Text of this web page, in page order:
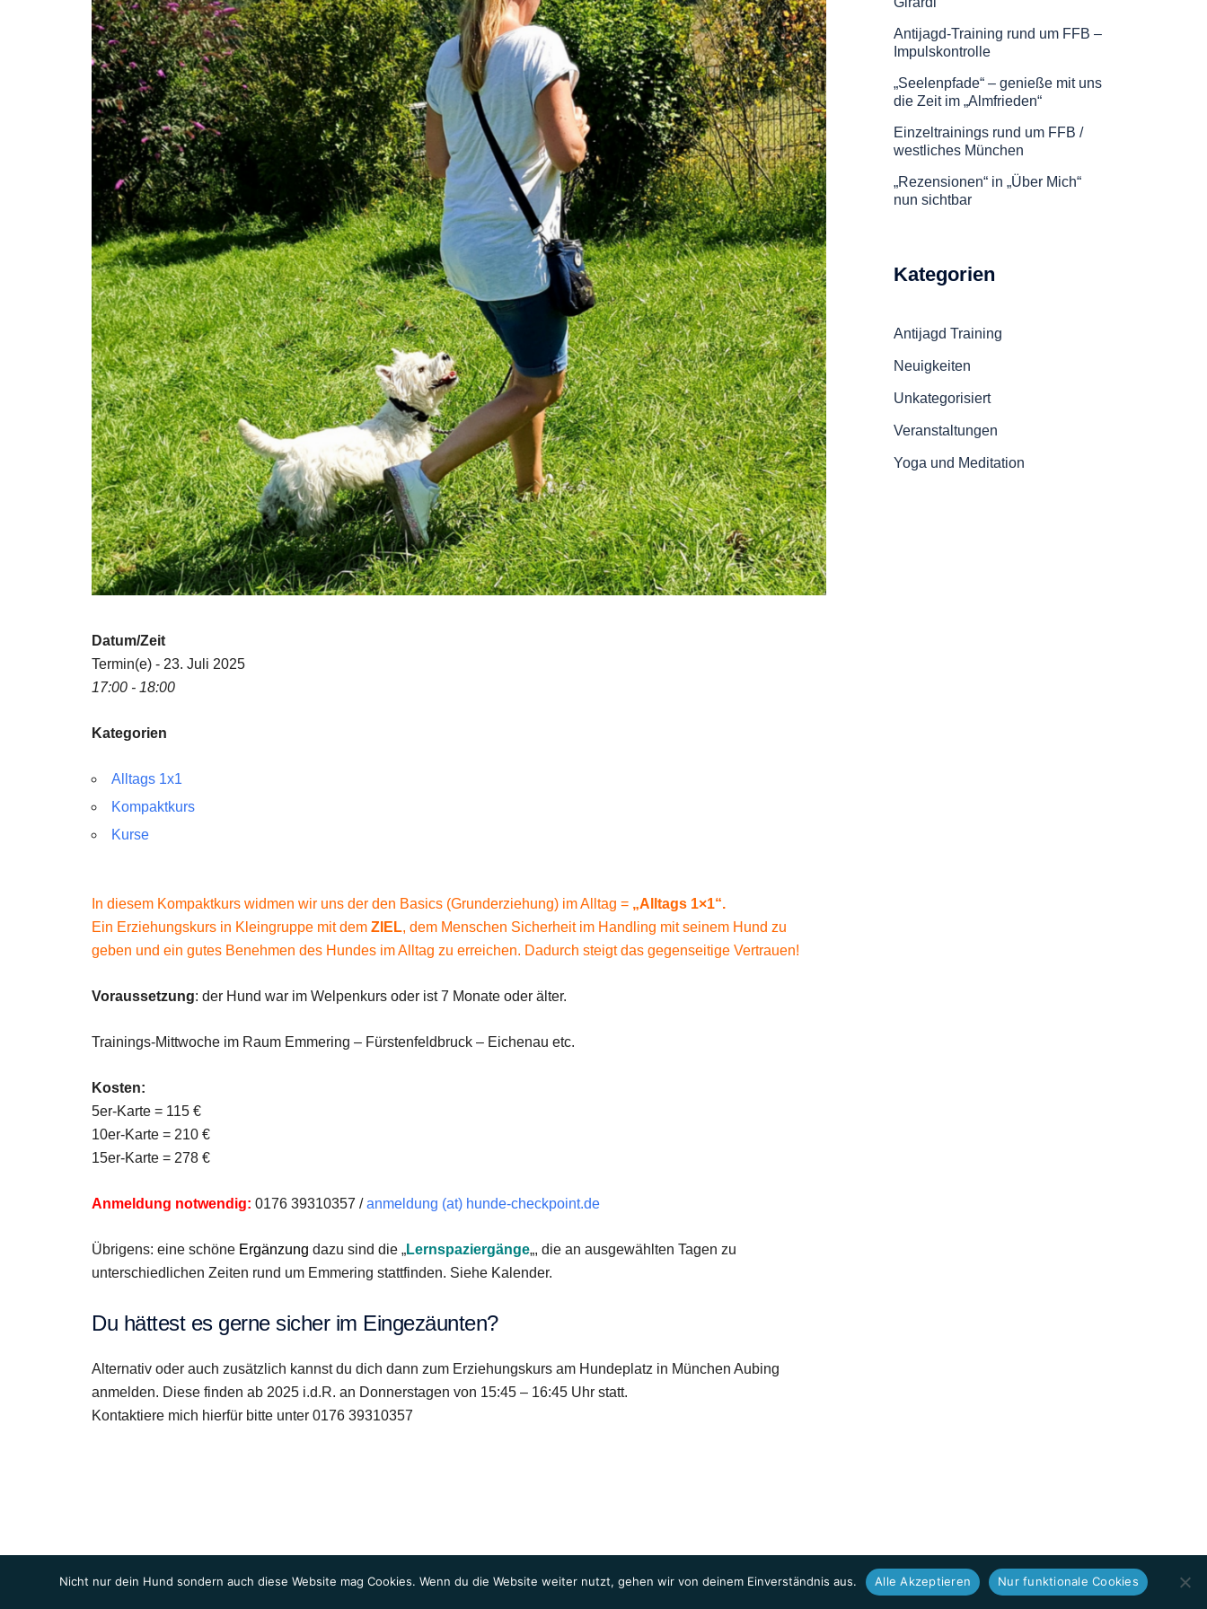
Datum/Zeit
Termin(e) - 23. Juli 2025
17:00 - 18:00
Kategorien
Alltags 1x1
Kompaktkurs
Kurse
In diesem Kompaktkurs widmen wir uns der den Basics (Grunderziehung) im Alltag = „Alltags 1×1“.
Ein Erziehungskurs in Kleingruppe mit dem ZIEL, dem Menschen Sicherheit im Handling mit seinem Hund zu
geben und ein gutes Benehmen des Hundes im Alltag zu erreichen. Dadurch steigt das gegenseitige Vertrauen!
Voraussetzung: der Hund war im Welpenkurs oder ist 7 Monate oder älter.
Trainings-Mittwoche im Raum Emmering – Fürstenfeldbruck – Eichenau etc.
Kosten:
5er-Karte = 115 €
10er-Karte = 210 €
15er-Karte = 278 €
Anmeldung notwendig: 0176 39310357 /anmeldung (at) hunde-checkpoint.de
Übrigens: eine schöne Ergänzung dazu sind die „Lernspaziergänge„, die an ausgewählten Tagen zu
unterschiedlichen Zeiten rund um Emmering stattfinden. Siehe Kalender.
Du hättest es gerne sicher im Eingezäunten?
Alternativ oder auch zusätzlich kannst du dich dann zum Erziehungskurs am Hundeplatz in München Aubing
anmelden. Diese finden ab 2025 i.d.R. an Donnerstagen von 15:45 – 16:45 Uhr statt.
Kontaktiere mich hierfür bitte unter 0176 39310357
Antijagd-Training rund um FFB –
Impulskontrolle
„Seelenpfade“ – genieße mit uns
die Zeit im „Almfrieden“
Einzeltrainings rund um FFB /
westliches München
„Rezensionen“ in „Über Mich“
nun sichtbar
Kategorien
Antijagd Training
Neuigkeiten
Unkategorisiert
Veranstaltungen
Yoga und Meditation
Nicht nur dein Hund sondern auch diese Website mag Cookies. Wenn du die Website weiter nutzt, gehen wir von deinem Einverständnis aus. Alle Akzeptieren Nur funktionale Cookies